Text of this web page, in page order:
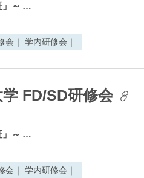
～ …
会｜ 学内研修会｜
FD/SD研修会
～ …
会｜ 学内研修会｜